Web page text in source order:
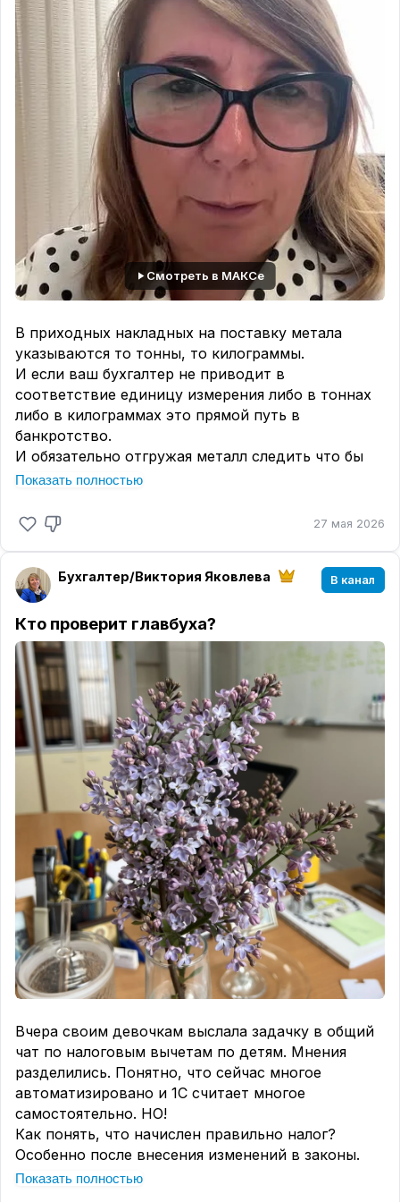
Смотреть в МАКСе
В приходных накладных на поставку метала
указываются то тонны, то килограммы.
И если ваш бухгалтер не приводит в
соответствие единицу измерения либо в тоннах
либо в килограммах это прямой путь в
банкротство.
И обязательно отгружая металл следить что бы
он отгружался тоже в единой с приходом
Ну и обрезки. Нужно правильно их учитывать и
Внимательнее выбирайте бухгалтера.
Показать полностью
27 мая 2026
Бухгалтер/Виктория Яковлева В канал
Кто проверит главбуха?
Вчера своим девочкам выслала задачку в общий
чат по налоговым вычетам по детям. Мнения
разделились. Понятно, что сейчас многое
автоматизировано и 1С считает многое
самостоятельно. НО!
Как понять, что начислен правильно налог?
Особенно после внесения изменений в законы.
А если посчитано в 1С автоматически не
Показать полностью